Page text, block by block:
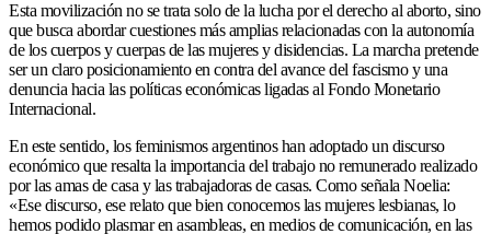
Esta movilización no se trata solo de la lucha por el derecho al aborto, sino
que busca abordar cuestiones más amplias relacionadas con la autonomía
de los cuerpos y cuerpas de las mujeres y disidencias. La marcha pretende
ser un claro posicionamiento en contra del avance del fascismo y una
denuncia hacia las políticas económicas ligadas al Fondo Monetario
Internacional.
En este sentido, los feminismos argentinos han adoptado un discurso
económico que resalta la importancia del trabajo no remunerado realizado
por las amas de casa y las trabajadoras de casas. Como señala Noelia:
«Ese discurso, ese relato que bien conocemos las mujeres lesbianas, lo
hemos podido plasmar en asambleas, en medios de comunicación, en las